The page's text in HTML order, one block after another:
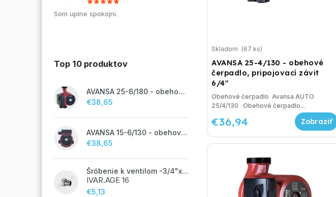
Som uplne spokojni.
Top 10 produktov
AVANSA 25-6/180 - obehové čerpadlo, pripojovací závit 6/4"
€38,65
AVANSA 15-6/130 - obehové čerpadlo, pripojovací závit 1"
€38,65
Šróbenie k ventilom -3/4"x 1/2"
IVAR.AGE 16
€5,13
AVANSA 25-4/130 - obehové
čerpadlo, pripojovací závit
6/4"
Skladom (67 ks)
€36,94
Obehové čerpadlo Avansa AUTO
25/4/130 Obehové čerpadlo...